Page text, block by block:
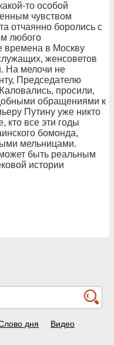
то особой
чувством
отчаянно боролись с
любого
времена в Москву
женсоветов
На мелочи не
Председателю
просили,
обращениями к
Путину уже никто
кто все эти годы
бомонда,
мельницами.
быть реальным
истории
дня Видео